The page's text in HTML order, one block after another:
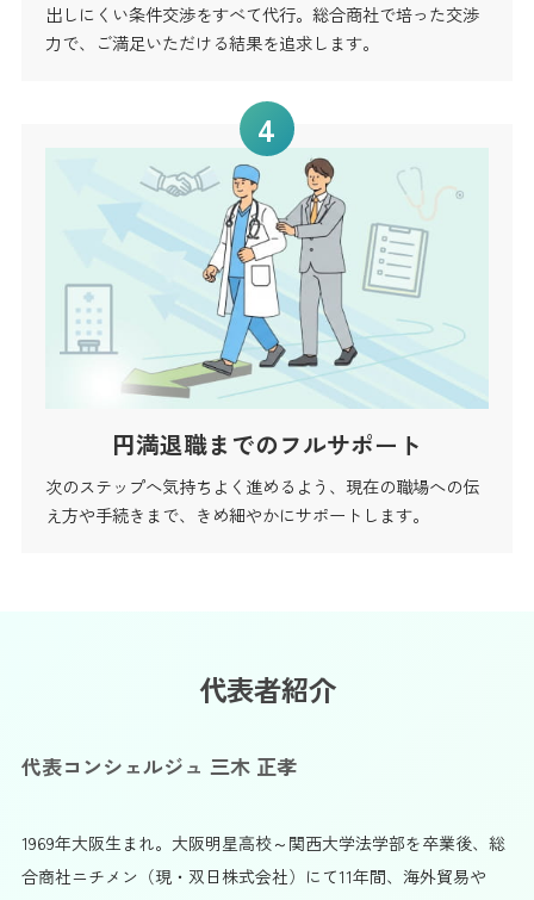
出しにくい条件交渉をすべて代行。総合商社で培った交渉
力で、ご満足いただける結果を追求します。
4
円満退職までのフルサポート
次のステップへ気持ちよく進めるよう、現在の職場への伝
え方や手続きまで、きめ細やかにサポートします。
代表者紹介
代表コンシェルジュ 三木 正孝
1969年大阪生まれ。大阪明星高校～関西大学法学部を卒業後、総
合商社ニチメン（現・双日株式会社）にて11年間、海外貿易や